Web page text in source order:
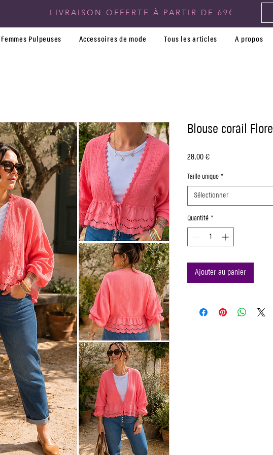
LIVRAISON OFFERTE À PARTIR DE 69€
Femmes Pulpeuses Accessoires de mode Tous les articles A propos
Blouse corail Flore
28,00 €Prix
Taille unique *
Sélectionner
Quantité *
Ajouter au panier